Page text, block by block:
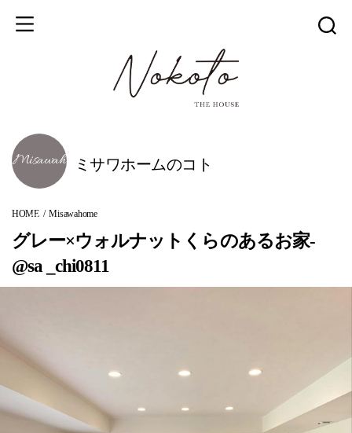
ミサワホームのコト
HOME Misawahome
グレー×ウォルナットくらのあるお家-
@sa _chi0811